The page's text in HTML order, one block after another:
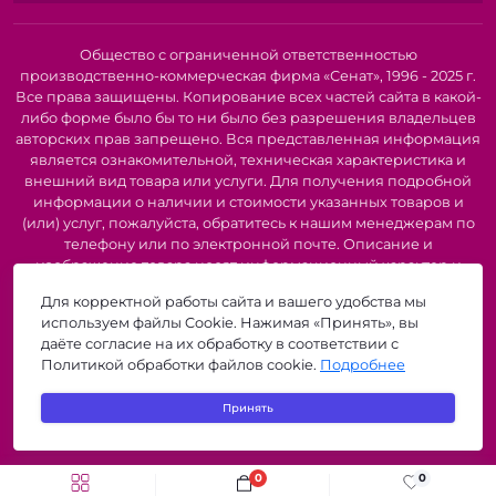
0
0
наши инструменты служили вам долгие годы.
Эргономичный дизайн:Удобная форма и
продуманная конструкция обеспечивают комфортную
работу даже при длительном использовании.
Широкий выбор: У нас вы найдете все необходимое
для любого швейного проекта, от простого ремонта
одежды до создания сложных дизайнерских изделий.
Доступные цены:
Мы предлагаем выгодные цены на
все наши инструменты, чтобы каждый мог позволить
себе качественное оборудование для шитья.
С нашими инструментами для шитья вы сможете
создавать уникальные вещи, воплощать свои
творческие замыслы и наслаждаться процессом
создания. Закажите сейчас и откройте для себя мир
безграничных возможностей!
Идеально подходит для:
Общество с ограниченной ответственностью
производственно-коммерческая фирма «Сенат», 1996 - 2025 г.
Все права защищены. Копирование всех частей сайта в какой-
либо форме было бы то ни было без разрешения владельцев
авторских прав запрещено. Вся представленная информация
является ознакомительной, техническая характеристика и
внешний вид товара или услуги. Для получения подробной
информации о наличии и стоимости указанных товаров и
(или) услуг, пожалуйста, обратитесь к нашим менеджерам по
телефону или по электронной почте. Описание и
изображение товара носят информационный характер и
представленных в технической документации производителя.
Производители о предоставлении за собой права на
изменение внешнего вида, характеристик и комплектации
товара, предварительно не уведомляя продавцов и
потребителей. Рекомендуется при покупке проверить
наличие необходимых функций и характеристик.
Для корректной работы сайта и вашего удобства мы
используем файлы Cookie. Нажимая «Принять», вы
даёте согласие на их обработку в соответствии с
Политикой обработки файлов cookie. Подробнее
Принять